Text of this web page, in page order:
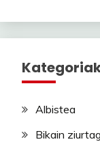
Albistea
Bikain